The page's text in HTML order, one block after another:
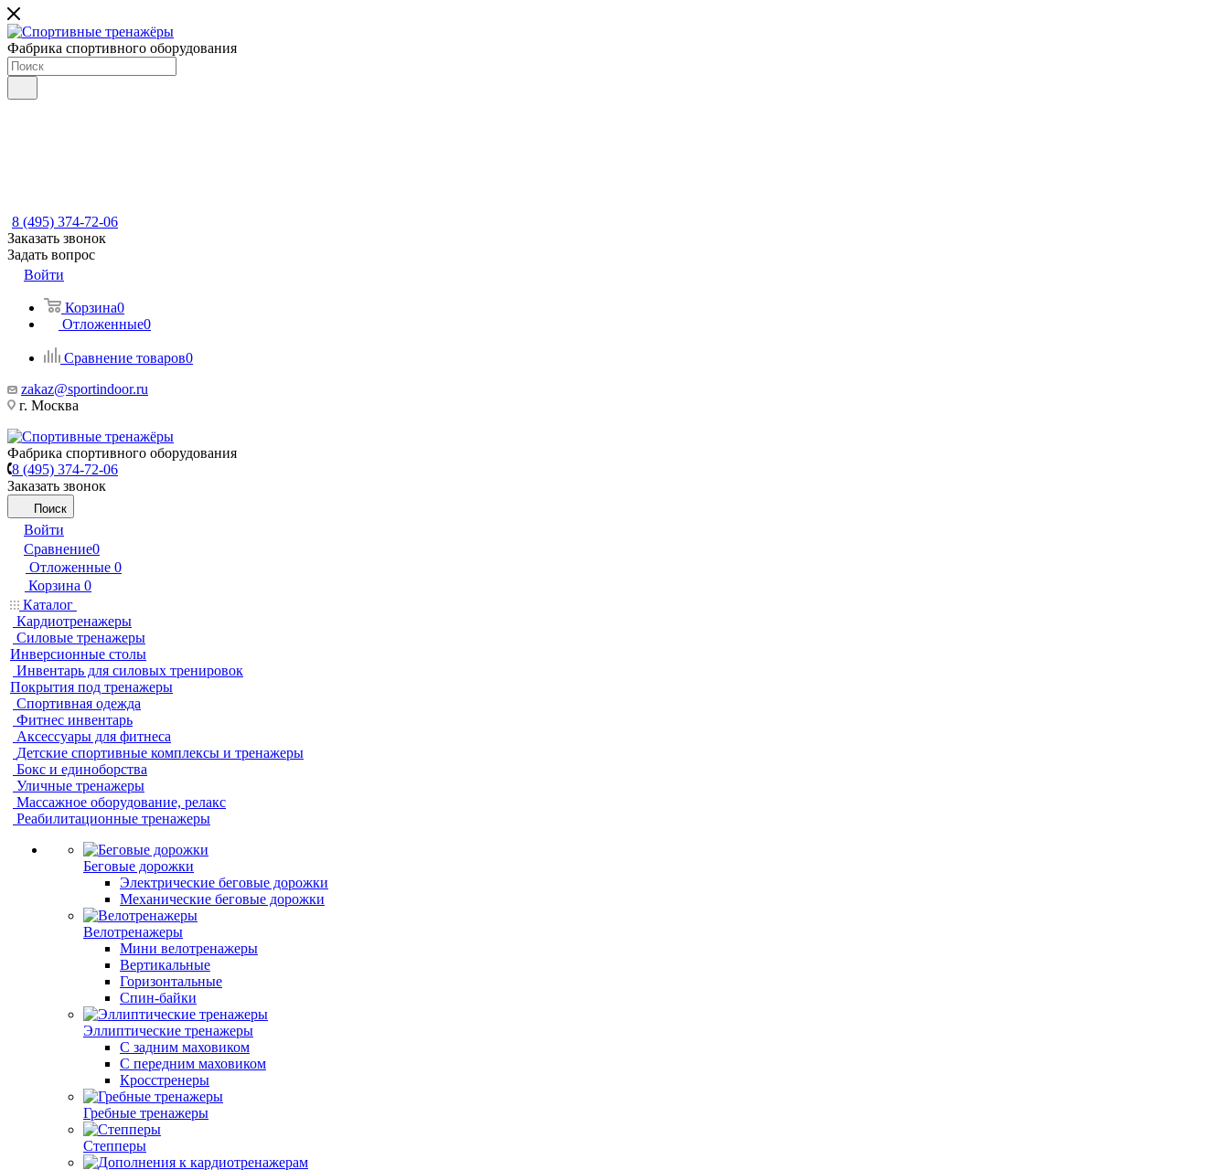
Фабрика спортивного оборудования
8 (495) 374-72-06
Заказать звонок
Задать вопрос
Войти
Корзина0
Отложенные0
Сравнение товаров0
zakaz@sportindoor.ru
г. Москва
Фабрика спортивного оборудования
8 (495) 374-72-06
Заказать звонок
Поиск
Войти
Сравнение0
Отложенные 0
Корзина 0
Каталог
Кардиотренажеры
Силовые тренажеры
Инверсионные столы
Инвентарь для силовых тренировок
Покрытия под тренажеры
Спортивная одежда
Фитнес инвентарь
Аксессуары для фитнеса
Детские спортивные комплексы и тренажеры
Бокс и единоборства
Уличные тренажеры
Массажное оборудование, релакс
Реабилитационные тренажеры
Беговые дорожки
Электрические беговые дорожки
Механические беговые дорожки
Велотренажеры
Мини велотренажеры
Вертикальные
Горизонтальные
Спин-байки
Эллиптические тренажеры
С задним маховиком
С передним маховиком
Кросстренеры
Гребные тренажеры
Степперы